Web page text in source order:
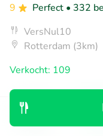
9
Perfect • 332
VersNul10
Rotterdam (3km)
Verkocht: 109